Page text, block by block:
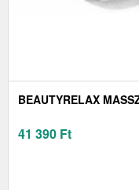
BEAUTYRELAX
41 390 Ft